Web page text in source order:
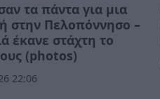
τα πάντα για μια
στην Πελοπόννησο –
έκανε στάχτη το
(photos)
22:06